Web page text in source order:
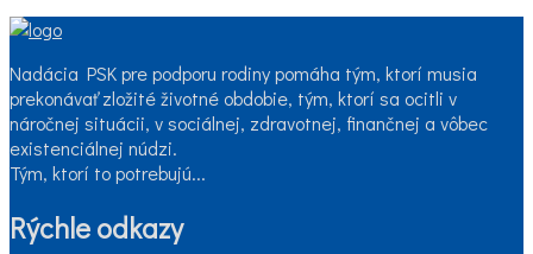
Nadácia PSK pre podporu rodiny pomáha tým, ktorí musia
prekonávať zložité životné obdobie, tým, ktorí sa ocitli v
náročnej situácii, v sociálnej, zdravotnej, finančnej a vôbec
existenciálnej núdzi.
Tým, ktorí to potrebujú...
Rýchle odkazy